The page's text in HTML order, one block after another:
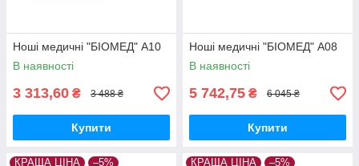
Ноші медичні "БІОМЕД" А10
В наявності
3 313,60 ₴ 3 488 ₴
Купити
Ноші медичні "БІОМЕД" А08
В наявності
5 742,75 ₴ 6 045 ₴
Купити
КРАЩА ЦІНА –5% КРАЩА ЦІНА –5%